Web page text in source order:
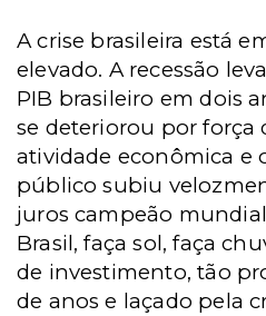
A crise brasileira está
elevado. A recessão
PIB brasileiro em dois
se deteriorou por força
atividade econômica e
público subiu
juros campeão
Brasil, faça sol, faça
de investimento, tão
de anos e laçado pela